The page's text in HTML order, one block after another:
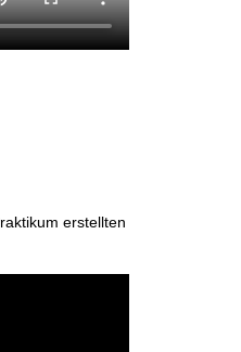
erstellten